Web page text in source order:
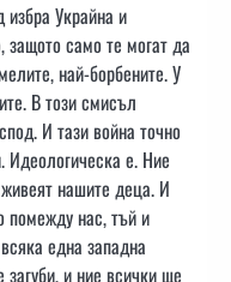
избра Украйна и
защото само те могат да
най-борбените. У
В този смисъл
И тази война точно
Идеологическа е. Ние
нашите деца. И
помежду нас, тъй и
една западна
и ние всички ще